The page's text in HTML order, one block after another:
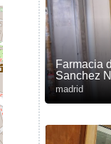
Farmacia
Sanchez
madrid